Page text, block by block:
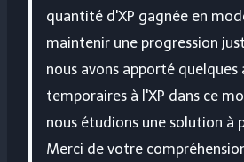
quantité d'XP gagnée en
maintenir une progression
nous avons apporté
temporaires à l'XP dans ce
nous étudions une solution à
Merci de votre